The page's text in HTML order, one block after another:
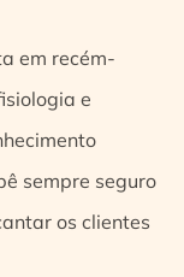
em recém-
e
sempre seguro
os clientes